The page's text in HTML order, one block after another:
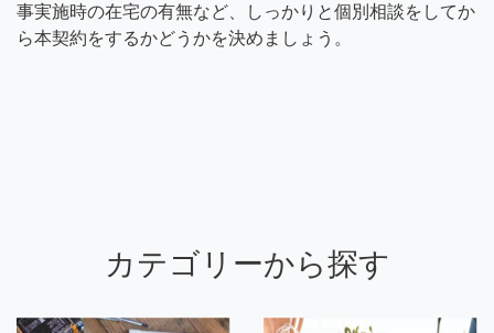
事実施時の在宅の有無など、しっかりと個別相談をしてか
ら本契約をするかどうかを決めましょう。
カテゴリーから探す